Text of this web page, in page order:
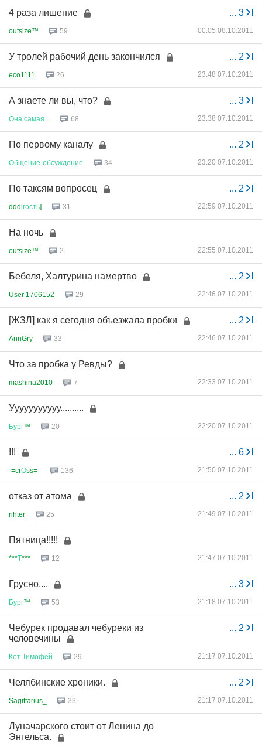
... 3
4 раза лишение
outsize™ 59 00:05 08.10.2011
... 2
У тролей рабочий день закончился
eco1111 26 23:48 07.10.2011
... 3
А знаете ли вы, что?
Она самая 68 23:38 07.10.2011
... 2
По первому каналу
Общение-обсуждение 34 23:20 07.10.2011
... 2
По таксям вопросец
ddd[гость] 31 22:59 07.10.2011
На ночь
outsize™ 2 22:55 07.10.2011
... 2
Бебеля, Халтурина намертво
User 1706152 29 22:46 07.10.2011
... 2
[ЖЗЛ] как я сегодня объезжала пробки
AnnGry 33 22:46 07.10.2011
Что за пробка у Ревды?
mashina2010 7 22:33 07.10.2011
Ууууууууууу..........
Бург™ 20 22:20 07.10.2011
... 6
!!!
-=crОss=- 136 21:50 07.10.2011
... 2
отказ от атома
rihter 25 21:49 07.10.2011
Пятница!!!!!
***Т*** 12 21:47 07.10.2011
... 3
Грусно....
Бург™ 53 21:18 07.10.2011
... 2
Чебурек продавал чебуреки из
человечины
Кот Тимофей 29 21:17 07.10.2011
... 2
Челябинские хроники.
Sagittarius_ 33 21:17 07.10.2011
Луначарского стоит от Ленина до
Энгельса.